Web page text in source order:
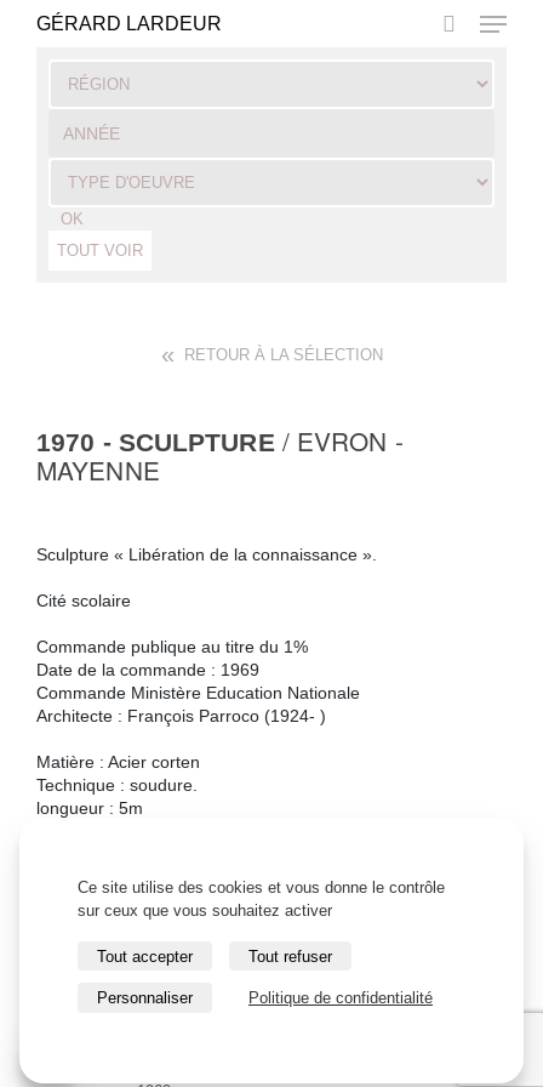
GÉRARD LARDEUR
OK
TOUT VOIR
RETOUR À LA SÉLECTION
1970 - SCULPTURE/ EVRON -
MAYENNE
Sculpture « Libération de la connaissance ».
Cité scolaire
Commande publique au titre du 1%
Date de la commande : 1969
Commande Ministère Education Nationale
Architecte : François Parroco (1924- )
Matière : Acier corten
Technique : soudure.
longueur : 5m
Ce site utilise des cookies et vous donne le contrôle
sur ceux que vous souhaitez activer
Tout accepter Tout refuser
Personnaliser Politique de confidentialité